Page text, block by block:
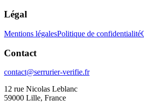
Légal
Mentions légalesPolitique de confidentialité
Contact
contact@serrurier-verifie.fr
12 rue Nicolas Leblanc
59000 Lille, France